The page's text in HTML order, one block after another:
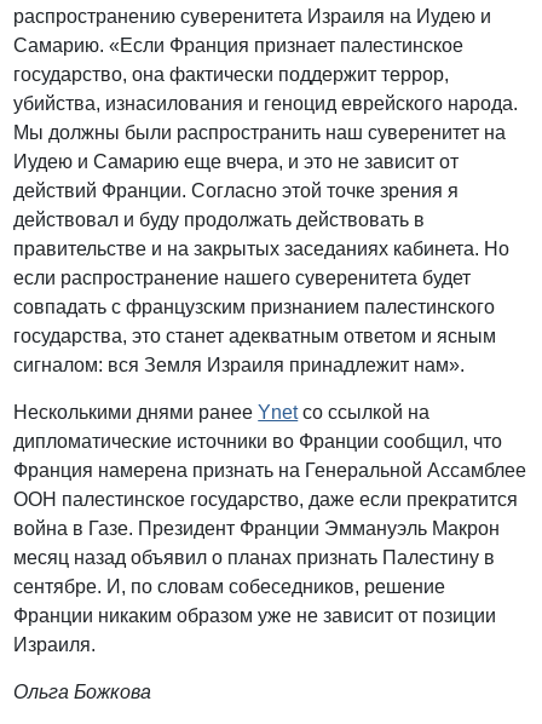
распространению суверенитета Израиля на Иудею и
Самарию. «Если Франция признает палестинское
государство, она фактически поддержит террор,
убийства, изнасилования и геноцид еврейского народа.
Мы должны были распространить наш суверенитет на
Иудею и Самарию еще вчера, и это не зависит от
действий Франции. Согласно этой точке зрения я
действовал и буду продолжать действовать в
правительстве и на закрытых заседаниях кабинета. Но
если распространение нашего суверенитета будет
совпадать с французским признанием палестинского
государства, это станет адекватным ответом и ясным
сигналом: вся Земля Израиля принадлежит нам».
Несколькими днями ранееYnetсо ссылкой на
дипломатические источники во Франции сообщил, что
Франция намерена признать на Генеральной Ассамблее
ООН палестинское государство, даже если прекратится
война в Газе. Президент Франции Эммануэль Макрон
месяц назад объявил о планах признать Палестину в
сентябре. И, по словам собеседников, решение
Франции никаким образом уже не зависит от позиции
Израиля.
Ольга Божкова